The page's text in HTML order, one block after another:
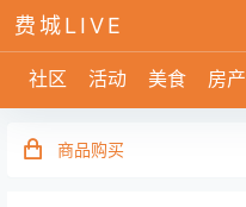
费城LIVE
社区 活动 美食 房产
商品购买